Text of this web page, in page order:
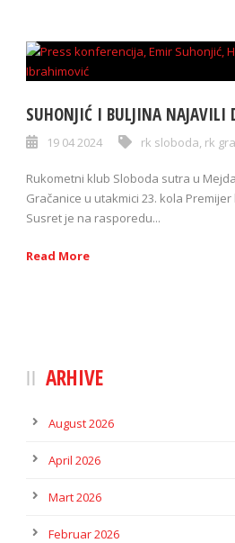
SUHONJIĆ I BULJINA NAJAVILI
19 04 2024 rk sloboda, rk
Rukometni klub Sloboda sutra u
Gračanice u utakmici 23. kola
Susret je na rasporedu...
Read More
ARHIVE
August 2026
April 2026
Mart 2026
Februar 2026